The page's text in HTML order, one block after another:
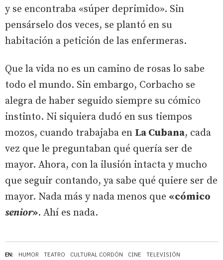
EN: HUMOR TEATRO CULTURAL CORDÓN CINE TELEVISIÓN
y se encontraba «súper deprimido». Sin
pensárselo dos veces, se plantó en su
habitación a petición de las enfermeras.
Que la vida no es un camino de rosas lo sabe
todo el mundo. Sin embargo, Corbacho se
alegra de haber seguido siempre su cómico
instinto. Ni siquiera dudó en sus tiempos
mozos, cuando trabajaba en La Cubana, cada
vez que le preguntaban qué quería ser de
mayor. Ahora, con la ilusión intacta y mucho
que seguir contando, ya sabe qué quiere ser de
mayor. Nada más y nada menos que «cómico
senior». Ahí es nada.